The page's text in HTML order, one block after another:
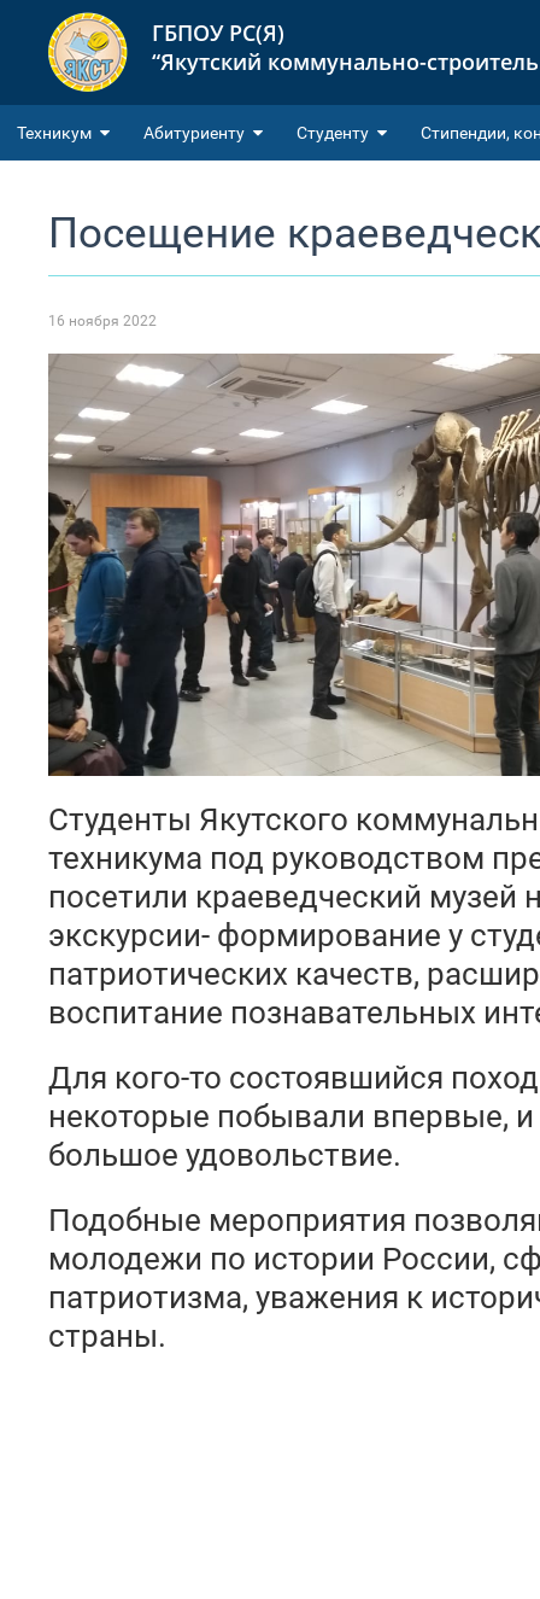
ГБПОУ РС(Я)
“Якутский коммунально-
Техникум Абитуриенту Студенту Cтипендии,
Посещение
16 ноября 2022
Студенты Якутского
техникума под руководством
посетили краеведческий музей
экскурсии- формирование у
патриотических качеств,
воспитание познавательных
Для кого-то состоявшийся
некоторые побывали впервые,
большое удовольствие.
Подобные мероприятия
молодежи по истории России,
патриотизма, уважения к
страны.